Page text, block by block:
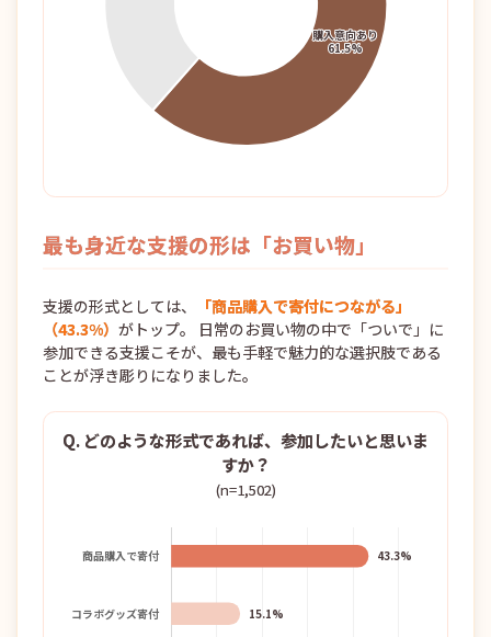
最も身近な支援の形は「お買い物」
支援の形式としては、
「商品購入で寄付につながる」
（43.3%） がトップ。 日常のお買い物の中で「ついで」に
参加できる支援こそが、最も手軽で魅力的な選択肢である
ことが浮き彫りになりました。
Q. どのような形式であれば、参加したいと思いま
すか？
(n=1,502)